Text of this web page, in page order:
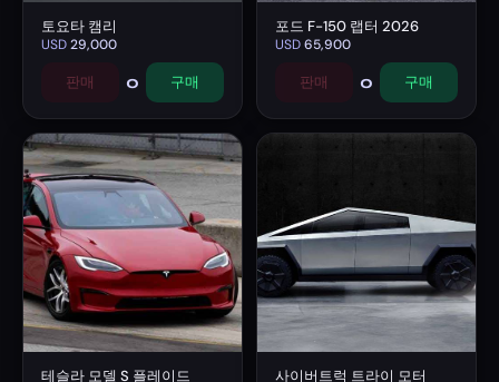
토요타 캠리
USD29,000
판매 0 구매
포드 F-150 랩터 2026
USD65,900
판매 0 구매
테슬라 모델 S 플레이드 사이버트럭 트라이 모터